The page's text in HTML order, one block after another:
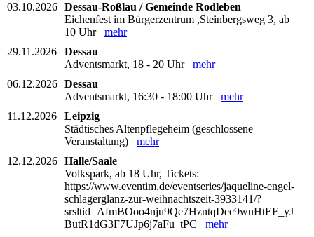
03.10.2026 Dessau-Roßlau / Gemeinde Rodleben
Eichenfest im Bürgerzentrum ,Steinbergsweg 3, ab
10 Uhr mehr
29.11.2026
Dessau
Adventsmarkt, 18 - 20 Uhr mehr
06.12.2026 Dessau
Adventsmarkt, 16:30 - 18:00 Uhr mehr
11.12.2026
Leipzig
Städtisches Altenpflegeheim (geschlossene
Veranstaltung) mehr
12.12.2026 Halle/Saale
Volkspark, ab 18 Uhr, Tickets:
https://www.eventim.de/eventseries/jaqueline-engel-
schlagerglanz-zur-weihnachtszeit-3933141/?
srsltid=AfmBOoo4nju9Qe7HzntqDec9wuHtEF_yJ
ButR1dG3F7UJp6j7aFu_tPC mehr